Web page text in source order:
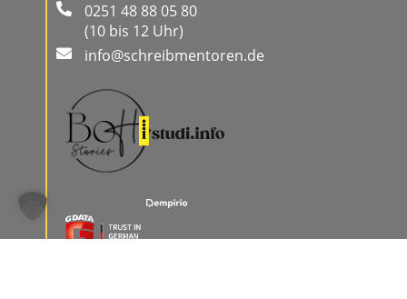
0251 48 88 05 80
(10 bis 12 Uhr)
info@schreibmentoren.de